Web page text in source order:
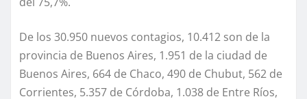
De los 30.950 nuevos contagios, 10.412 son de la
provincia de Buenos Aires, 1.951 de la ciudad de
Buenos Aires, 664 de Chaco, 490 de Chubut, 562 de
Corrientes, 5.357 de Córdoba, 1.038 de Entre Ríos,